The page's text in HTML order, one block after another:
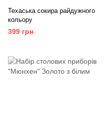
Техаська сокира райдужного
кольору
399 грн